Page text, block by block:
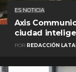
ES NOTICIA
Axis
ciudad
POR REDACCIÓN